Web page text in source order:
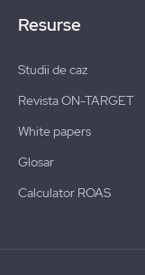
Resurse
Studii de caz
Revista ON-TARGET
White papers
Glosar
Calculator ROAS